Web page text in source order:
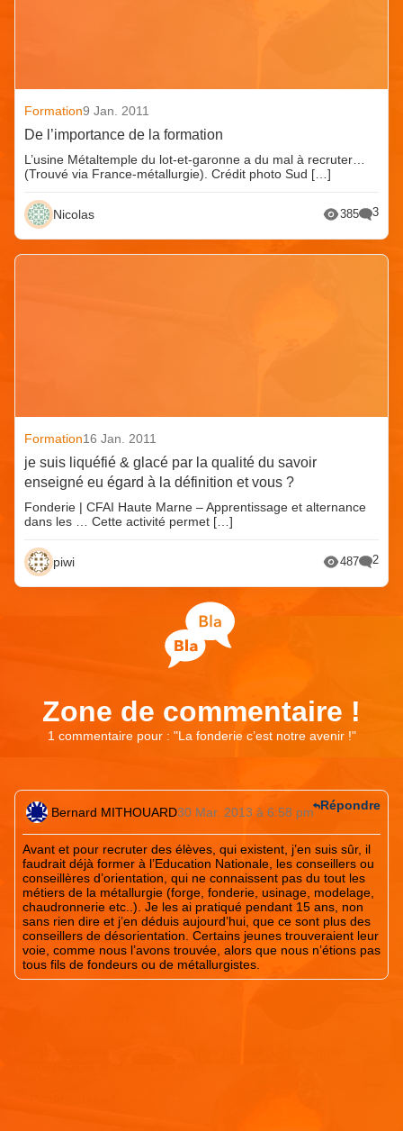
Formation9 Jan. 2011
De l’importance de la formation
L’usine Métaltemple du lot-et-garonne a du mal à recruter…
(Trouvé via France-métallurgie). Crédit photo Sud […]
Nicolas 385 3
Formation16 Jan. 2011
je suis liquéfié & glacé par la qualité du savoir
enseigné eu égard à la définition et vous ?
Fonderie | CFAI Haute Marne – Apprentissage et alternance
dans les … Cette activité permet […]
piwi 487 2
Zone de commentaire !
1 commentaire pour : "La fonderie c’est notre avenir !"
Bernard MITHOUARD30 Mar. 2013 à 6:58 pm
Avant et pour recruter des élèves, qui existent, j’en suis sûr, il
faudrait déjà former à l’Education Nationale, les conseillers ou
conseillères d’orientation, qui ne connaissent pas du tout les
métiers de la métallurgie (forge, fonderie, usinage, modelage,
chaudronnerie etc..). Je les ai pratiqué pendant 15 ans, non
sans rien dire et j’en déduis aujourd’hui, que ce sont plus des
conseillers de désorientation. Certains jeunes trouveraient leur
voie, comme nous l’avons trouvée, alors que nous n’étions pas
tous fils de fondeurs ou de métallurgistes.
Répondre